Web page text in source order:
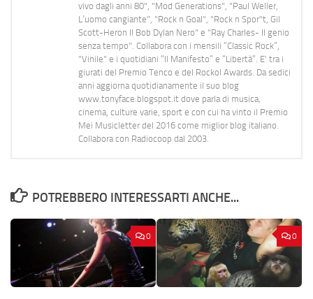
vivo dagli anni 80", "Mod Generations", "Paul Weller,
L’uomo cangiante", "Rock n Goal", "Rock n Spor"t, Gil
Scott-Heron Il Bob Dylan Nero" e "Ray Charles- Il genio
senza tempo". Collabora con i mensili “Classic Rock”,
"Vinile" e i quotidiani “Il Manifesto” e “Libertà”. E' tra i
giurati del Premio Tenco e del Rockol Awards. Da sedici
anni aggiorna quotidianamente il suo blog
www.tonyface.blogspot.it dove parla di musica,
cinema, culture varie, sport e con cui ha vinto il Premio
Mei Musicletter del 2016 come miglior blog italiano.
Collabora con Radiocoop dal 2003.
POTREBBERO INTERESSARTI ANCHE...
0 0